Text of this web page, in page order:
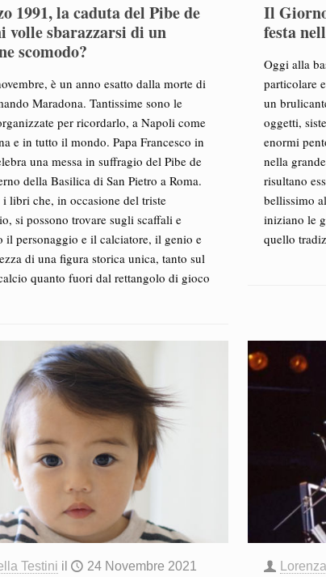
1991, la caduta del Pibe de
volle sbarazzarsi di un
scomodo?
è un anno esatto dalla morte di
Maradona. Tantissime sono le
per ricordarlo, a Napoli come
e in tutto il mondo. Papa Francesco in
una messa in suffragio del Pibe de
della Basilica di San Pietro a Roma.
i libri che, in occasione del triste
si possono trovare sugli scaffali e
il personaggio e il calciatore, il genio e
di una figura storica unica, tanto sul
quanto fuori dal rettangolo di gioco
Il
festa
Oggi alla
particolare
un
oggetti,
enormi
nella
risultano
bellissimo
iniziano le
quello
Testini il 24 Novembre 2021